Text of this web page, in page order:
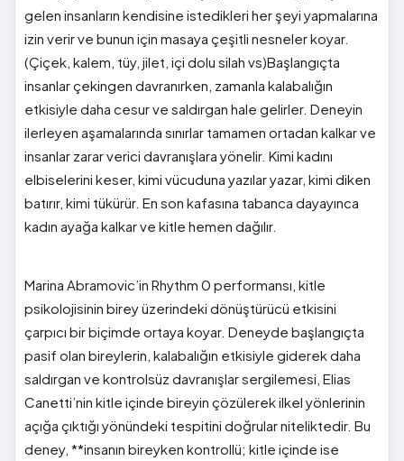
gelen insanların kendisine istedikleri her şeyi yapmalarına
izin verir ve bunun için masaya çeşitli nesneler koyar.
(Çiçek, kalem, tüy, jilet, içi dolu silah vs)Başlangıçta
insanlar çekingen davranırken, zamanla kalabalığın
etkisiyle daha cesur ve saldırgan hale gelirler. Deneyin
ilerleyen aşamalarında sınırlar tamamen ortadan kalkar ve
insanlar zarar verici davranışlara yönelir. Kimi kadını
elbiselerini keser, kimi vücuduna yazılar yazar, kimi diken
batırır, kimi tükürür. En son kafasına tabanca dayayınca
kadın ayağa kalkar ve kitle hemen dağılır.
Marina Abramovic’in Rhythm 0 performansı, kitle
psikolojisinin birey üzerindeki dönüştürücü etkisini
çarpıcı bir biçimde ortaya koyar. Deneyde başlangıçta
pasif olan bireylerin, kalabalığın etkisiyle giderek daha
saldırgan ve kontrolsüz davranışlar sergilemesi, Elias
Canetti’nin kitle içinde bireyin çözülerek ilkel yönlerinin
açığa çıktığı yönündeki tespitini doğrular niteliktedir. Bu
deney, **insanın bireyken kontrollü; kitle içinde ise